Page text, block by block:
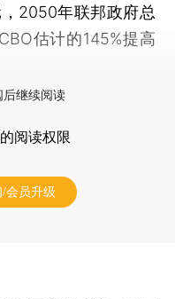
2050年联邦政府总
估计的145%提高
后继续阅读
阅读权限
/会员升级